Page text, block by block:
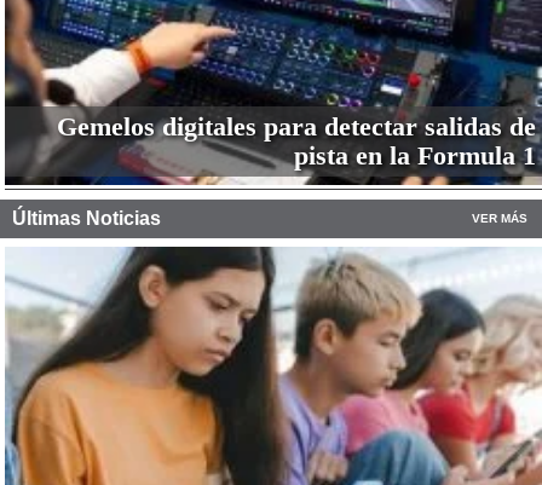
Gemelos digitales para detectar salidas de
pista en la Formula 1
Últimas Noticias VER MÁS